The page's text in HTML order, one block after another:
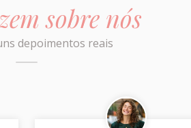
sobre nós
depoimentos reais